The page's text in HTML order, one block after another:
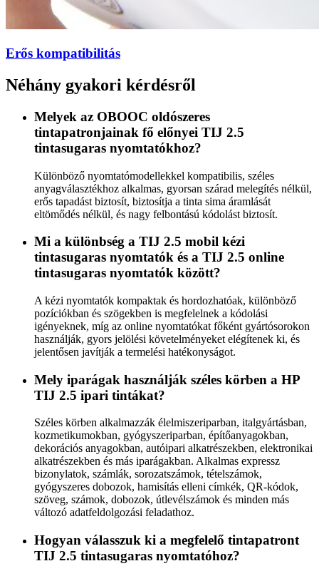
Erős kompatibilitás
Néhány gyakori kérdésről
Melyek az OBOOC oldószeres
tintapatronjainak fő előnyei TIJ 2.5
tintasugaras nyomtatókhoz?
Különböző nyomtatómodellekkel kompatibilis, széles
anyagválasztékhoz alkalmas, gyorsan szárad melegítés nélkül,
erős tapadást biztosít, biztosítja a tinta sima áramlását
eltömődés nélkül, és nagy felbontású kódolást biztosít.
Mi a különbség a TIJ 2.5 mobil kézi
tintasugaras nyomtatók és a TIJ 2.5 online
tintasugaras nyomtatók között?
A kézi nyomtatók kompaktak és hordozhatóak, különböző
pozíciókban és szögekben is megfelelnek a kódolási
igényeknek, míg az online nyomtatókat főként gyártósorokon
használják, gyors jelölési követelményeket elégítenek ki, és
jelentősen javítják a termelési hatékonyságot.
Mely iparágak használják széles körben a HP
TIJ 2.5 ipari tintákat?
Széles körben alkalmazzák élelmiszeriparban, italgyártásban,
kozmetikumokban, gyógyszeriparban, építőanyagokban,
dekorációs anyagokban, autóipari alkatrészekben, elektronikai
alkatrészekben és más iparágakban. Alkalmas expressz
bizonylatok, számlák, sorozatszámok, tételszámok,
gyógyszeres dobozok, hamisítás elleni címkék, QR-kódok,
szöveg, számok, dobozok, útlevélszámok és minden más
változó adatfeldolgozási feladathoz.
Hogyan válasszuk ki a megfelelő tintapatront
TIJ 2.5 tintasugaras nyomtatóhoz?